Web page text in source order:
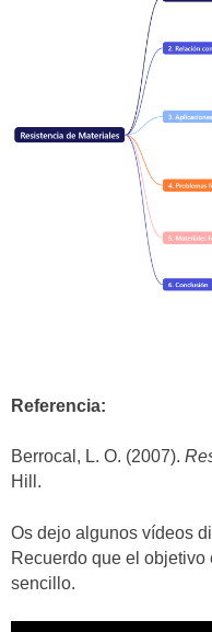
Referencia:
Berrocal, L. O. (2007).
Hill.
Os dejo algunos vídeos
Recuerdo que el
sencillo.